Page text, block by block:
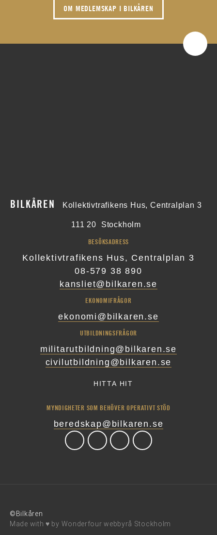
OM MEDLEMSKAP I BILKÅREN
BILKÅREN Kollektivtrafikens Hus, Centralplan 3
111 20 Stockholm
BESÖKSADRESS
Kollektivtrafikens Hus, Centralplan 3
08-579 38 890
kansliet@bilkaren.se
EKONOMIFRÅGOR
ekonomi@bilkaren.se
UTBILDNINGSFRÅGOR
militarutbildning@bilkaren.se
civilutbildning@bilkaren.se
HITTA HIT
MYNDIGHETER SOM BEHÖVER OPERATIVT STÖD
beredskap@bilkaren.se
©Bilkåren
Made with ♥ by Wonderfour webbyrå Stockholm